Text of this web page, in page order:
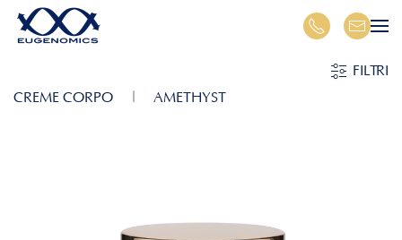
Skip to main content
FILTRI
CREME CORPO
AMETHYST